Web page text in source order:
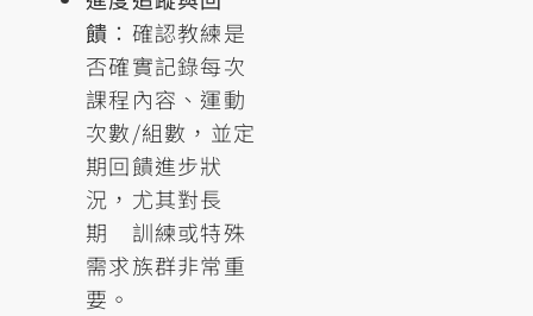
饋 ：確認教練是
否確實記錄每次
課程內容、運動
次數/組數，並定
期回饋進步狀
況，尤其對長
期 訓練或特殊
需求族群非常重
要。